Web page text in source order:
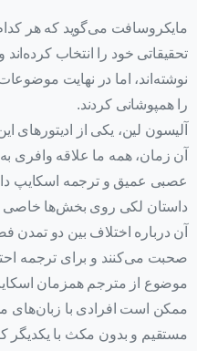
مایکروسافت می‌گوید که هر کدام
تحقیقاتی خود را انتخاب
نوشته‌اند، اما در نهایت
را همپوشانی کردند.
آلیسون لین، یکی از ادیتورهای
آن زمان، همه ما علاقه وافری
عصبی عمیق و ترجمه اسکایپ
داستان لکی روی بخش‌ها
آن درباره اختلاف بین دو تمدن
صحبت می‌کنند و برای ترجمه
موضوع از مترجم همزمان
ممکن است افرادی با زبان‌های
مستقیم و بدون مکث با یکدیگر